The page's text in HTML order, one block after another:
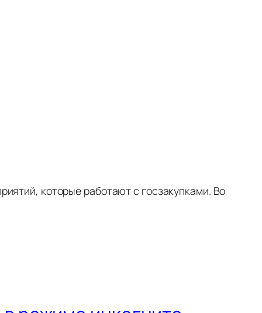
которые работают с госзакупками. Во